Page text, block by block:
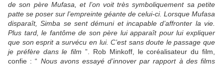
de son père Mufasa, et l’on voit très symboliquement sa petite
patte se poser sur l’empreinte géante de celui-ci. Lorsque Mufasa
disparaît, Simba se sent démuni et incapable d’affronter la vie.
Plus tard, le fantôme de son père lui apparaît pour lui expliquer
que son esprit a survécu en lui. C’est sans doute le passage que
je préfère dans le film ”. Rob Minkoff, le coréalisateur du film,
confie : “ Nous avons essayé d’innover par rapport à des films